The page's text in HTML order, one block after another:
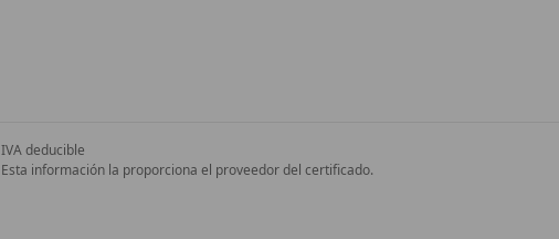
IVA deducible
Esta información la proporciona el proveedor del certificado.